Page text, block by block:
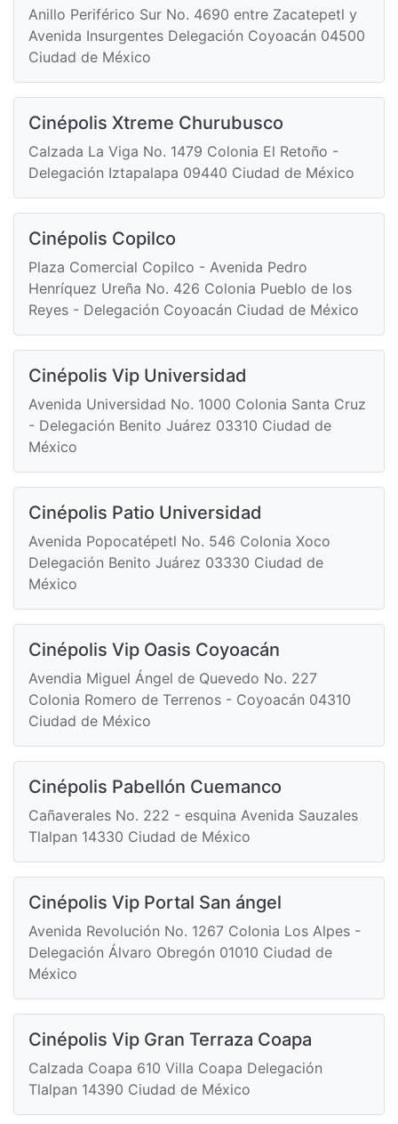
Anillo Periférico Sur No. 4690 entre Zacatepetl y
Avenida Insurgentes Delegación Coyoacán 04500
Ciudad de México
Cinépolis Xtreme Churubusco
Calzada La Viga No. 1479 Colonia El Retoño -
Delegación Iztapalapa 09440 Ciudad de México
Cinépolis Copilco
Plaza Comercial Copilco - Avenida Pedro
Henríquez Ureña No. 426 Colonia Pueblo de los
Reyes - Delegación Coyoacán Ciudad de México
Cinépolis Vip Universidad
Avenida Universidad No. 1000 Colonia Santa Cruz
- Delegación Benito Juárez 03310 Ciudad de
México
Cinépolis Patio Universidad
Avenida Popocatépetl No. 546 Colonia Xoco
Delegación Benito Juárez 03330 Ciudad de
México
Cinépolis Vip Oasis Coyoacán
Avendia Miguel Ángel de Quevedo No. 227
Colonia Romero de Terrenos - Coyoacán 04310
Ciudad de México
Cinépolis Pabellón Cuemanco
Cañaverales No. 222 - esquina Avenida Sauzales
Tlalpan 14330 Ciudad de México
Cinépolis Vip Portal San ángel
Avenida Revolución No. 1267 Colonia Los Alpes -
Delegación Álvaro Obregón 01010 Ciudad de
México
Cinépolis Vip Gran Terraza Coapa
Calzada Coapa 610 Villa Coapa Delegación
Tlalpan 14390 Ciudad de México